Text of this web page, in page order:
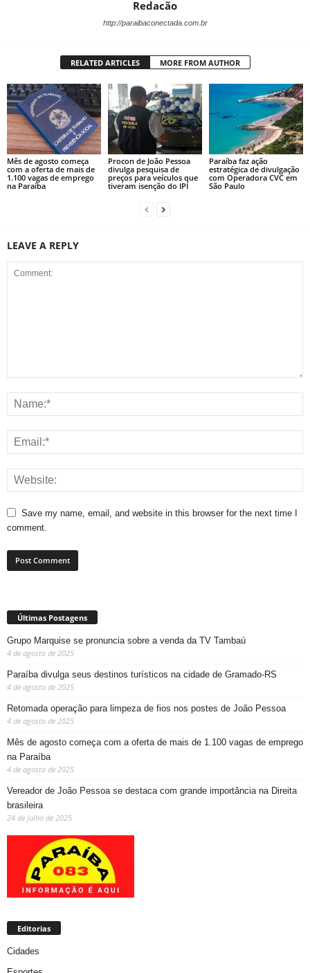
Redacão
http://paraibaconectada.com.br
RELATED ARTICLES MORE FROM AUTHOR
Mês de agosto começa
com a oferta de mais de
1.100 vagas de emprego
na Paraíba
Procon de João Pessoa
divulga pesquisa de
preços para veículos que
tiveram isenção do IPI
Paraíba faz ação
estratégica de divulgação
com Operadora CVC em
São Paulo
LEAVE A REPLY
Save my name, email, and website in this browser for the next time I
comment.
Últimas Postagens
Grupo Marquise se pronuncia sobre a venda da TV Tambaú
4 de agosto de 2025
Paraíba divulga seus destinos turísticos na cidade de Gramado-RS
4 de agosto de 2025
Retomada operação para limpeza de fios nos postes de João Pessoa
4 de agosto de 2025
Mês de agosto começa com a oferta de mais de 1.100 vagas de emprego
na Paraíba
4 de agosto de 2025
Vereador de João Pessoa se destaca com grande importância na Direita
brasileira
24 de julho de 2025
Editorias
Cidades